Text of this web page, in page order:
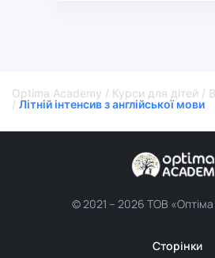
Optima Academy / Курси для дітей /
/ Літній інтенсив з англійської мови
© 2021 – 2026 ТОВ
Сторінки